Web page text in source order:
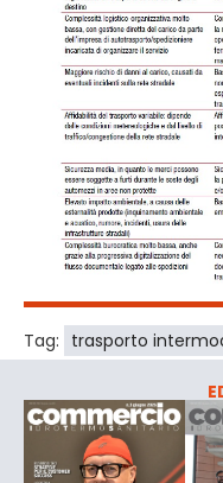
Tag: trasporto